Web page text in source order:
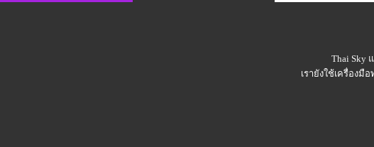
Thai Sky
เรายังใช้เครื่อง